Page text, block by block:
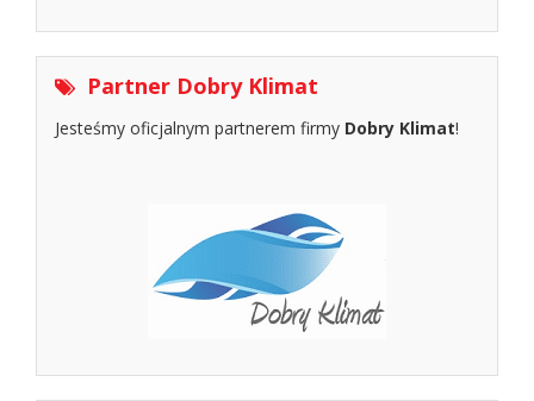
Partner Dobry Klimat
Jesteśmy oficjalnym partnerem firmy Dobry Klimat!